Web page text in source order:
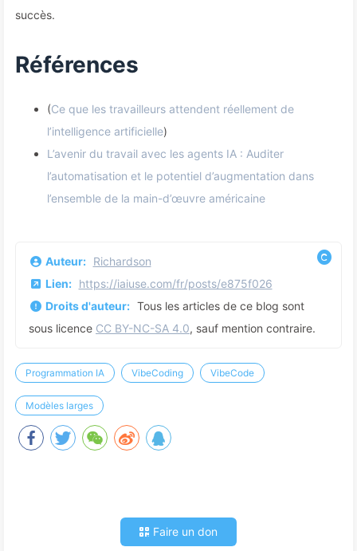
succès.
Références
(Ce que les travailleurs attendent réellement de
l’intelligence artificielle)
L’avenir du travail avec les agents IA : Auditer
l’automatisation et le potentiel d’augmentation dans
l’ensemble de la main-d’œuvre américaine
Auteur: Richardson
Lien: https://iaiuse.com/fr/posts/e875f026
Droits d'auteur: Tous les articles de ce blog sont
sous licence CC BY-NC-SA 4.0, sauf mention contraire.
Programmation IA VibeCoding VibeCode
Modèles larges
Faire un don